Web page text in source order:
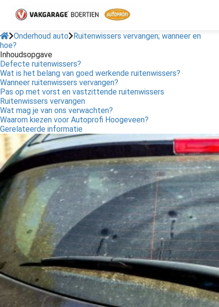
Onderhoud auto
Ruitenwissers vervangen; wanneer en
hoe?
Inhoudsopgave
Defecte ruitenwissers?
Wat is het belang van goed werkende ruitenwissers?
Wanneer ruitenwissers vervangen?
Pas op met vorst en vastzittende ruitenwissers
Ruitenwissers vervangen
Wat mag je van ons verwachten?
Waarom kiezen voor Autoprofi Hoogeveen?
Gerelateerde informatie